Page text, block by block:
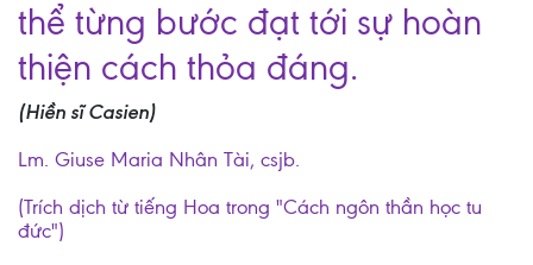
thể từng bước đạt tới sự hoàn
thiện cách thỏa đáng.
(Hiền sĩ Casien)
Lm. Giuse Maria Nhân Tài, csjb.
(Trích dịch từ tiếng Hoa trong "Cách ngôn thần học tu
đức")